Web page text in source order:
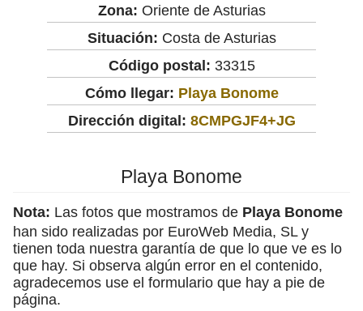
Zona: Oriente de Asturias
Situación: Costa de Asturias
Código postal: 33315
Cómo llegar: Playa Bonome
Dirección digital: 8CMPGJF4+JG
Playa Bonome
Nota: Las fotos que mostramos de Playa Bonome
han sido realizadas por EuroWeb Media, SL y
tienen toda nuestra garantía de que lo que ve es lo
que hay. Si observa algún error en el contenido,
agradecemos use el formulario que hay a pie de
página.